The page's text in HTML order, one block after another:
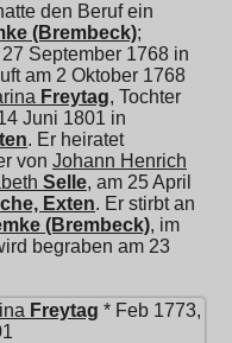
den Beruf ein
(Brembeck);
September 1768 in
am 2 Oktober 1768
Freytag, Tochter
Juni 1801 in
. Er heiratet
von Johann Henrich
Selle, am 25 April
Exten. Er stirbt an
(Brembeck), im
begraben am 23
Freytag * Feb 1773,